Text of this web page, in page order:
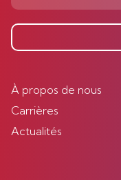
À propos de nous
Carrières
Actualités